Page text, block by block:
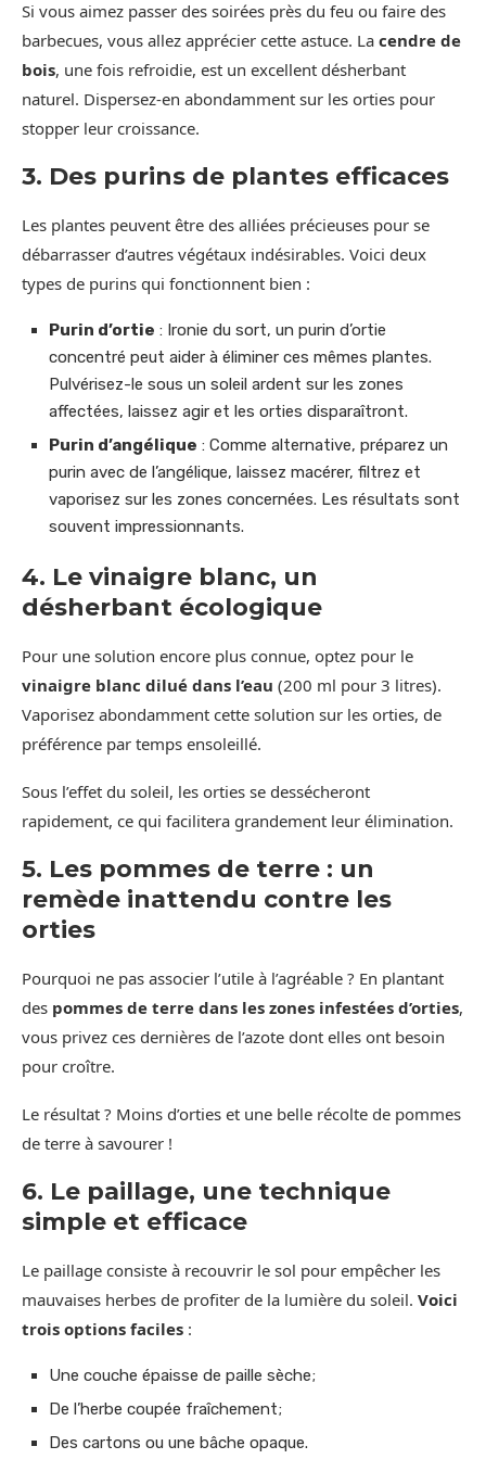
Si vous aimez passer des soirées près du feu ou faire des
barbecues, vous allez apprécier cette astuce. La cendre de
bois, une fois refroidie, est un excellent désherbant
naturel. Dispersez-en abondamment sur les orties pour
stopper leur croissance.
3. Des purins de plantes efficaces
Les plantes peuvent être des alliées précieuses pour se
débarrasser d’autres végétaux indésirables. Voici deux
types de purins qui fonctionnent bien :
Purin d’ortie : Ironie du sort, un purin d’ortie
concentré peut aider à éliminer ces mêmes plantes.
Pulvérisez-le sous un soleil ardent sur les zones
affectées, laissez agir et les orties disparaîtront.
Purin d’angélique : Comme alternative, préparez un
purin avec de l’angélique, laissez macérer, filtrez et
vaporisez sur les zones concernées. Les résultats sont
souvent impressionnants.
4. Le vinaigre blanc, un
désherbant écologique
Pour une solution encore plus connue, optez pour le
vinaigre blanc dilué dans l’eau (200 ml pour 3 litres).
Vaporisez abondamment cette solution sur les orties, de
préférence par temps ensoleillé.
Sous l’effet du soleil, les orties se dessécheront
rapidement, ce qui facilitera grandement leur élimination.
5. Les pommes de terre : un
remède inattendu contre les
orties
Pourquoi ne pas associer l’utile à l’agréable ? En plantant
des pommes de terre dans les zones infestées d’orties,
vous privez ces dernières de l’azote dont elles ont besoin
pour croître.
Le résultat ? Moins d’orties et une belle récolte de pommes
de terre à savourer !
6. Le paillage, une technique
simple et efficace
Le paillage consiste à recouvrir le sol pour empêcher les
mauvaises herbes de profiter de la lumière du soleil. Voici
trois options faciles :
Une couche épaisse de paille sèche;
De l’herbe coupée fraîchement;
Des cartons ou une bâche opaque.